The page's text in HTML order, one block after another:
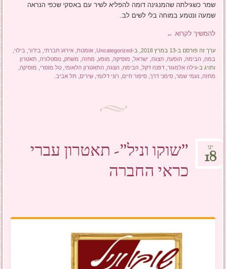
שמר כשגילתה שהמנגינה דומה להפליא לשיר עם באסקי שכפי הנראה
שמעה ונטמע במוחה בלי לשים לב.
להמשיך לקרוא ←
ערך זה פורסם ב-13 במרץ 2018, ב- Uncategorized
,אומנות ,אירוע חברתי בידור בילוי
במה הבימה הופעה הצגה ישראל מוסיקה מופע מחזה משחק ,נוסטלגיה תאטרון
ותויג ב-גילה אלמגור ,דפנה דקל הבימה הצגה התאטרון הלאומי ,טל מוסרי מוסיקה
מחזה ,נעמי שמר ,סימני דרך ,סיפור חיים רוני דלומי ,שירים תל אביב
"שוקו וניל"- תאטרון עברי
כראי החברה
ינו
18